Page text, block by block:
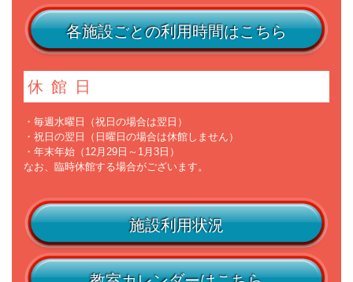
各施設ごとの利用時間はこちら
休館日
・毎週水曜日（祝日の場合は翌日）
・祝日の翌日（日曜日の場合は休館しません）
・年末年始（12月29日～1月3日）
なお、臨時休館する場合がございます。
施設利用状況